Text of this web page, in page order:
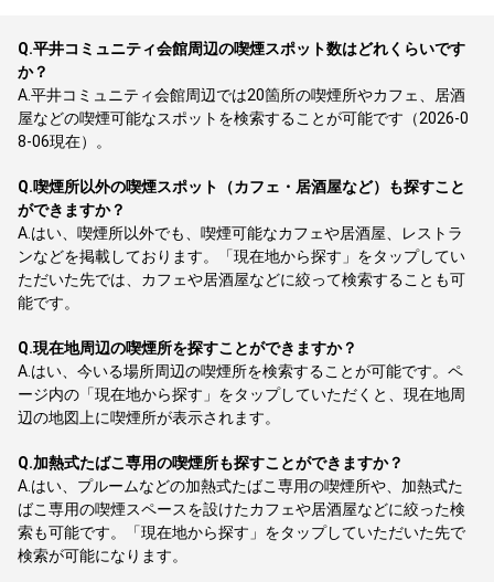
Q.平井コミュニティ会館周辺の喫煙スポット数はどれくらいです
か？
A.平井コミュニティ会館周辺では20箇所の喫煙所やカフェ、居酒
屋などの喫煙可能なスポットを検索することが可能です（2026-0
8-06現在）。
Q.喫煙所以外の喫煙スポット（カフェ・居酒屋など）も探すこと
ができますか？
A. はい、喫煙所以外でも、喫煙可能なカフェや居酒屋、レストラ
ンなどを掲載しております。「現在地から探す」をタップしてい
ただいた先では、カフェや居酒屋などに絞って検索することも可
能です。
Q.現在地周辺の喫煙所を探すことができますか？
A. はい、今いる場所周辺の喫煙所を検索することが可能です。ペ
ージ内の「現在地から探す」をタップしていただくと、現在地周
辺の地図上に喫煙所が表示されます。
Q.加熱式たばこ専用の喫煙所も探すことができますか？
A. はい、プルームなどの加熱式たばこ専用の喫煙所や、加熱式た
ばこ専用の喫煙スペースを設けたカフェや居酒屋などに絞った検
索も可能です。「現在地から探す」をタップしていただいた先で
検索が可能になります。